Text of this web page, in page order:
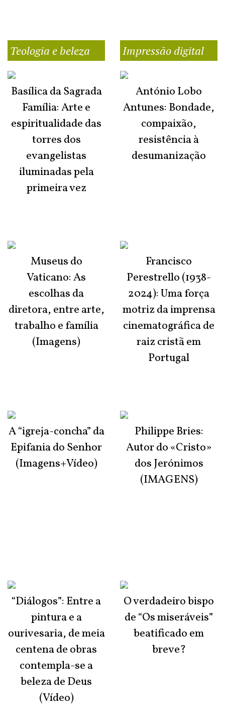
Teologia e beleza
Basílica da Sagrada
Família: Arte e
espiritualidade das
torres dos
evangelistas
iluminadas pela
primeira vez
Museus do
Vaticano: As
escolhas da
diretora, entre arte,
trabalho e família
(Imagens)
A “igreja-concha” da
Epifania do Senhor
(Imagens+Vídeo)
“Diálogos”: Entre a
pintura e a
ourivesaria, de meia
centena de obras
contempla-se a
beleza de Deus
(Vídeo)
Impressão digital
António Lobo
Antunes: Bondade,
compaixão,
resistência à
desumanização
Francisco
Perestrello (1938-
2024): Uma força
motriz da imprensa
cinematográfica de
raiz cristã em
Portugal
Philippe Bries:
Autor do «Cristo»
dos Jerónimos
(IMAGENS)
O verdadeiro bispo
de “Os miseráveis”
beatificado em
breve?